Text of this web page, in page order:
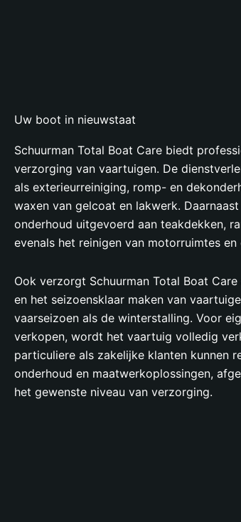
Uw boot in nieuwstaat
Schuurman Total Boat Care biedt
verzorging van vaartuigen. De
als exterieurreiniging, romp- en
waxen van gelcoat en lakwerk.
onderhoud uitgevoerd aan teakdekken,
evenals het reinigen van motorruimtes en
Ook verzorgt Schuurman Total Boat
en het seizoensklaar maken van
vaarseizoen als de winterstalling. Voor
verkopen, wordt het vaartuig volledig
particuliere als zakelijke klanten kunnen
onderhoud en maatwerkoplossingen,
het gewenste niveau van verzorging.